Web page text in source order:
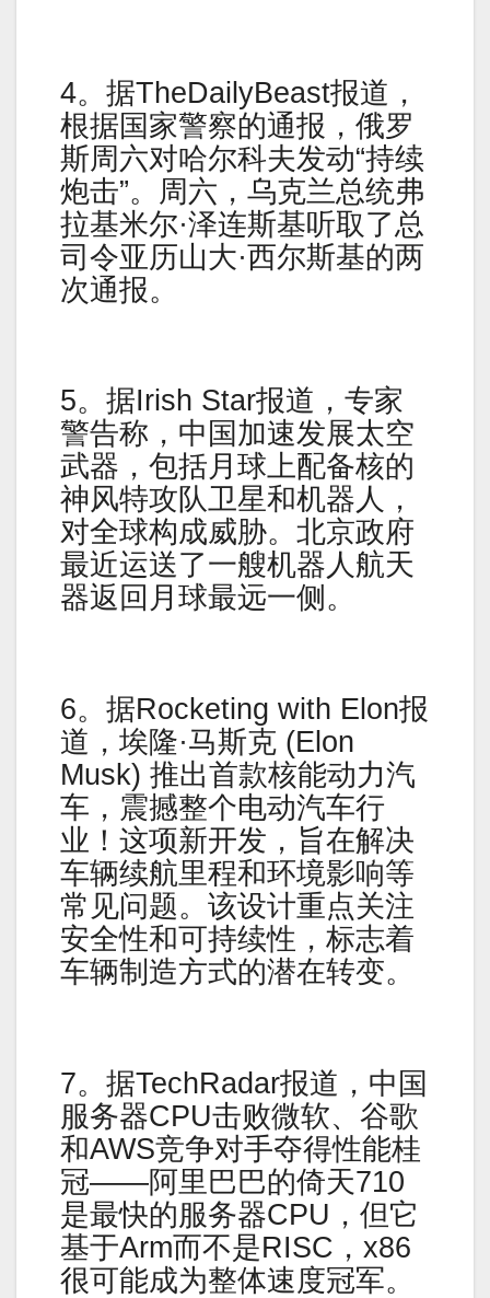
4。据TheDailyBeast报道，
根据国家警察的通报，俄罗
斯周六对哈尔科夫发动“持续
炮击”。周六，乌克兰总统弗
拉基米尔·泽连斯基听取了总
司令亚历山大·西尔斯基的两
次通报。
5。据Irish Star报道，专家
警告称，中国加速发展太空
武器，包括月球上配备核的
神风特攻队卫星和机器人，
对全球构成威胁。北京政府
最近运送了一艘机器人航天
器返回月球最远一侧。
6。据Rocketing with Elon报
道，埃隆·马斯克 (Elon
Musk) 推出首款核能动力汽
车，震撼整个电动汽车行
业！这项新开发，旨在解决
车辆续航里程和环境影响等
常见问题。该设计重点关注
安全性和可持续性，标志着
车辆制造方式的潜在转变。
7。据TechRadar报道，中国
服务器CPU击败微软、谷歌
和AWS竞争对手夺得性能桂
冠——阿里巴巴的倚天710
是最快的服务器CPU，但它
基于Arm而不是RISC，x86
很可能成为整体速度冠军。